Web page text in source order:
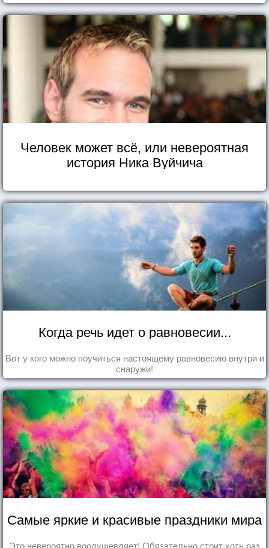
Человек может всё, или невероятная
история Ника Вуйчича
Когда речь идет о равновесии...
Вот у кого можно поучиться настоящему равновесию внутри и
снаружи!
Самые яркие и красивые праздники мира
Это невероятно воодушевляет! Обязательно стоит хоть раз